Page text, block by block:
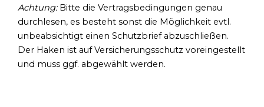
Achtung: Bitte die Vertragsbedingungen genau
durchlesen, es besteht sonst die Möglichkeit evtl.
unbeabsichtigt einen Schutzbrief abzuschließen.
Der Haken ist auf Versicherungsschutz voreingestellt
und muss ggf. abgewählt werden.